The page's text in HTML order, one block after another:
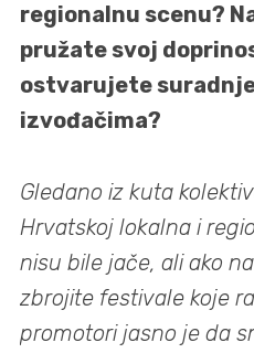
regionalnu scenu?
pružate svoj
ostvarujete
izvođačima?
Gledano iz kuta
Hrvatskoj lokalna i
nisu bile jače, ali ako
zbrojite festivale koje
promotori jasno je da